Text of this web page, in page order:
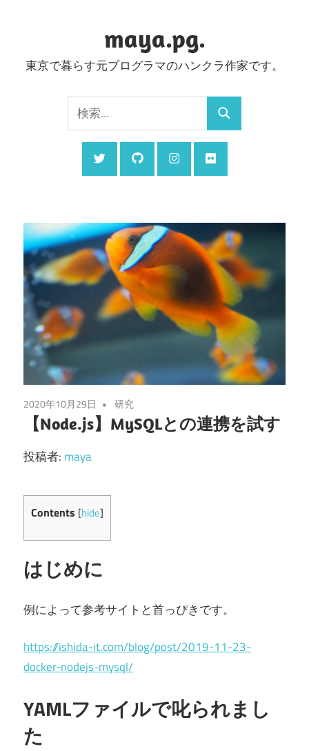
ン
maya.pg.
東京で暮らす元プログラマのハンクラ作家です。
索:
検
索
2020年10月29日 研究
【Node.js】MySQLとの連携を試す
投稿者: maya
Contents [hide]
はじめに
例によって参考サイトと首っぴきです。
https://ishida-it.com/blog/post/2019-11-23-
docker-nodejs-mysql/
YAMLファイルで叱られまし
た